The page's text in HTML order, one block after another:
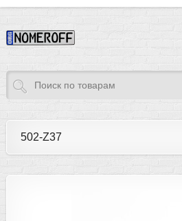
502-Z37